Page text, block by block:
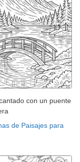
con un puente
de Paisajes para